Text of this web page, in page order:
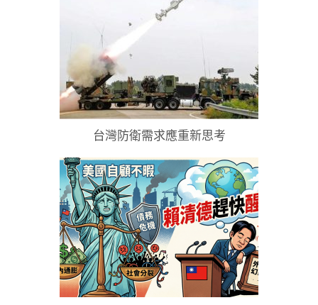
台灣防衛需求應重新思考